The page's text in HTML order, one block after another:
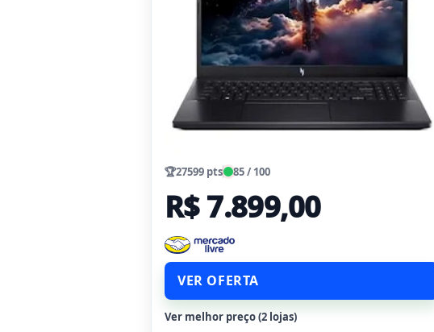
🏆27599 pts 85 / 100
R$ 7.899,00
VER OFERTA
Ver melhor preço (2 lojas)